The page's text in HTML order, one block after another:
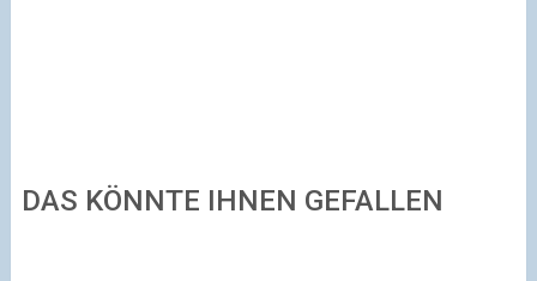
DAS KÖNNTE IHNEN GEFALLEN